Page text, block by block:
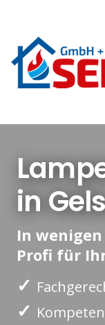
in
In
Profi für
✓
✓